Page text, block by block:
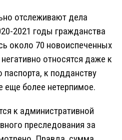
отслеживают дела
2021 годы гражданства
около 70 новоиспеченных
относятся даже к
к подданству
еще более нетерпимое.
к административной
преследования за